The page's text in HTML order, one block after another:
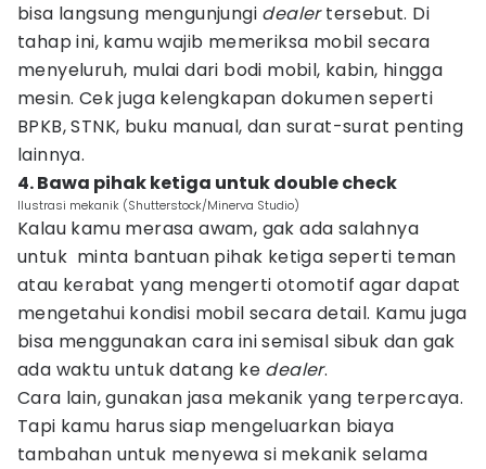
bisa langsung mengunjungi dealertersebut. Di
tahap ini, kamu wajib memeriksa mobil secara
menyeluruh, mulai dari bodi mobil, kabin, hingga
mesin. Cek juga kelengkapan dokumen seperti
BPKB, STNK, buku manual, dan surat-surat penting
lainnya.
4. Bawa pihak ketiga untuk double check
Ilustrasi mekanik (Shutterstock/Minerva Studio)
Kalau kamu merasa awam, gak ada salahnya
untuk minta bantuan pihak ketiga seperti teman
atau kerabat yang mengerti otomotif agar dapat
mengetahui kondisi mobil secara detail. Kamu juga
bisa menggunakan cara ini semisal sibuk dan gak
ada waktu untuk datang ke dealer.
Cara lain, gunakan jasa mekanik yang terpercaya.
Tapi kamu harus siap mengeluarkan biaya
tambahan untuk menyewa si mekanik selama